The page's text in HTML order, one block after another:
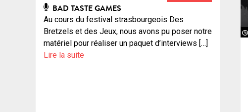
BAD TASTE GAMES
Au cours du festival strasbourgeois Des
Bretzels et des Jeux, nous avons pu poser notre
matériel pour réaliser un paquet d’interviews […]
Lire la suite